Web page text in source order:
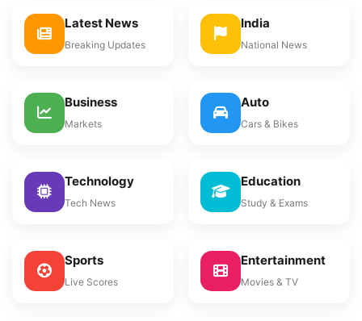
Latest News
Breaking Updates
India
National News
Business
Markets
Auto
Cars & Bikes
Technology
Tech News
Education
Study & Exams
Sports
Live Scores
Entertainment
Movies & TV